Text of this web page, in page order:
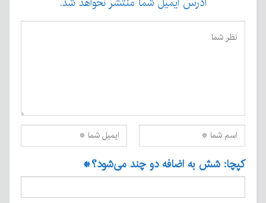
کپچا: شش به اضافه دو چند می‌شود؟*